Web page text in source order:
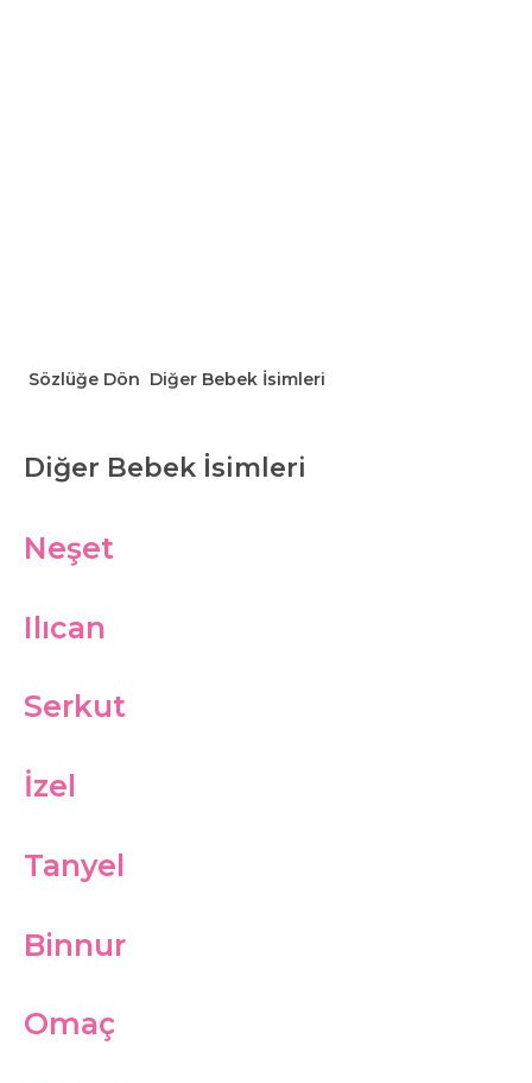
Sözlüğe Dön Diğer Bebek İsimleri
Diğer Bebek İsimleri
Neşet
Ilıcan
Serkut
İzel
Tanyel
Binnur
Omaç